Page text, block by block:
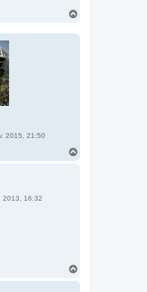
2015, 21:50
2013, 16:32